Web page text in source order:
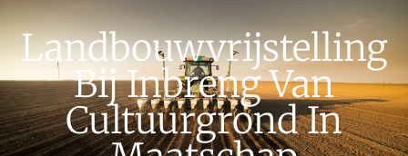
Landbouwvrijstelling
Bij Inbreng Van
Cultuurgrond In